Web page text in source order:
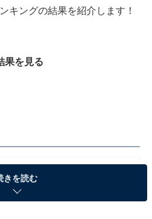
キングの結果を紹介します！
果を見る
きを読む